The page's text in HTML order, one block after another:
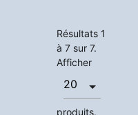
Résultats 1
à 7 sur 7.
Afficher
produits.